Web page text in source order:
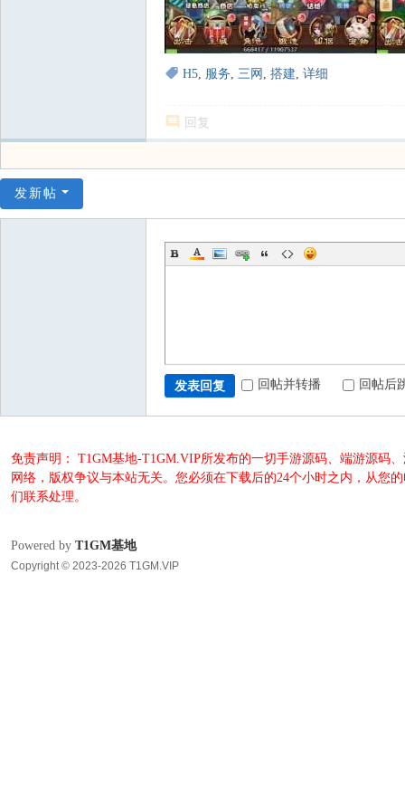
H5, 服务, 三网 , 搭建, 详细
回复
发新帖
发表回复 回帖并转播 回帖后
免责声明： T1GM基地-T1GM.VIP所发布的一切手游源码、端游源码
网络，版权争议与本站无关。您必须在下载后的24个小时之内，从您
们联系处理。
Powered by T1GM基地
Copyright © 2023-2026 T1GM.VIP